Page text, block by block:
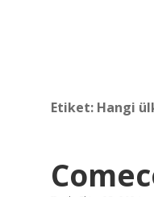
Etiket: Hangi